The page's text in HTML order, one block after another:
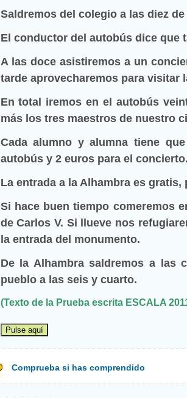
Saldremos del colegio a las diez de
El conductor del autobús dice que
A las doce asistiremos a un
tarde aprovecharemos para visitar
En total iremos en el autobús
más los tres maestros de nuestro
Cada alumno y alumna tiene
autobús y 2 euros para el concierto.
La entrada a la Alhambra es
Si hace buen tiempo comeremos
de Carlos V. Si llueve nos
la entrada del monumento.
De la Alhambra saldremos a las
pueblo a las seis y cuarto.
(Texto de la Prueba escrita ESCALA
Comprueba si has comprendido